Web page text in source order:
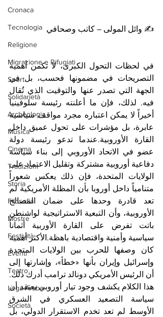
Cronaca
Tecnologia
Religione
Migrazione e Rifugiati
Sport
Solidarietà
Archeologia
Musica
Cinema
Tradizioni
Storia
Filosofia
Mostre
Festività
Eventi
Teatro
Lega Araba
Società
✍️ وائل المولى – كاتب وصحافي
في لحظات التحول الكبرى، لا تكمن أهمية
التصريحات في مضمونها فحسب، بل في
أخيراً لا يمكن اعتباره مجرد مواقف سياسية
عابرة، بل مؤشرات على تحول عميق داخل
عضو في الاتحاد الأوروبي إلى بناء سياسة
دفاعية أوروبية مشتركة وتقليل الاعتماد على
متنامياً داخل أوروبا بأن المظلة الأمريكية لم
تعد قادرة وحدها على ضمان المصالح
سياسية وأمنية واقتصادية باهظة.الأكثر أهمية
كان وصفها للحرب بين الولايات المتحدة
هذا الكلام يكشف وجود تيار أوروبي يعتقد أن